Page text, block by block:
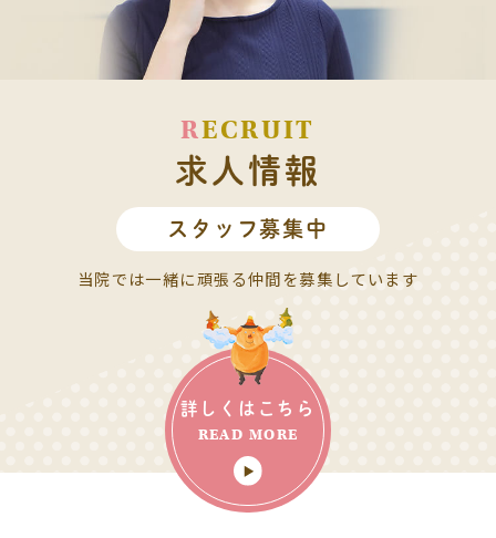
RECRUIT
求人情報
スタッフ募集中
当院では一緒に頑張る仲間を募集しています
詳しくは こちら
READ MORE